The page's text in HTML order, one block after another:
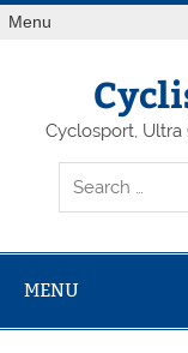
Menu
Cyclosport, Ultra
MENU